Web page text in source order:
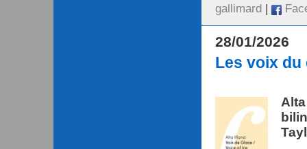
gallimard |
28/01/2026
Les voix du